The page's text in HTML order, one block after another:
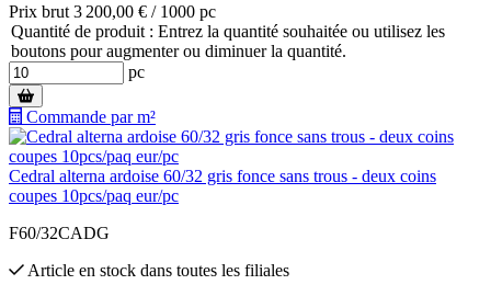
Prix brut 3 200,00 € / 1000 pc
Quantité de produit : Entrez la quantité souhaitée ou utilisez les
boutons pour augmenter ou diminuer la quantité.
pc
Commande par m²
Cedral alterna ardoise 60/32 gris fonce sans trous - deux coins
coupes 10pcs/paq eur/pc
F60/32CADG
Article en stock dans toutes les filiales